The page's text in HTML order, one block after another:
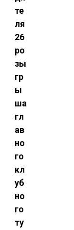
те
ля
26
ро
зы
гр
ы
ша
гл
ав
но
го
кл
уб
но
го
ту